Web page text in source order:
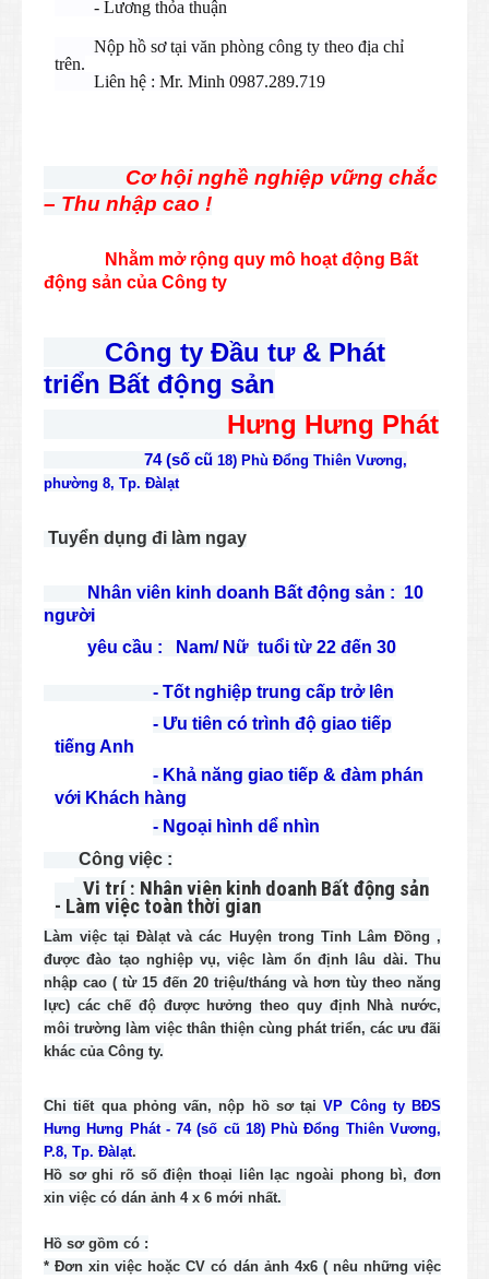
- Lương thỏa thuận
Nộp hồ sơ tại văn phòng công ty theo địa chỉ
trên.
Liên hệ : Mr. Minh 0987.289.719
Cơ hội nghề nghiệp vững chắc
– Thu nhập cao !
Nhằm mở rộng quy mô hoạt động Bất
động sản của Công ty
Công ty Đầu tư & Phát
triển Bất động sản
Hưng Hưng Phát
74 (số cũ 18) Phù Đổng Thiên Vương,
phường 8, Tp. Đàlạt
Tuyển dụng đi làm ngay
Nhân viên kinh doanh Bất động sản : 10
người
yêu cầu : Nam/ Nữ tuổi từ 22 đến 30
- Tốt nghiệp trung cấp trở lên
- Ưu tiên có trình độ giao tiếp
tiếng Anh
- Khả năng giao tiếp & đàm phán
với Khách hàng
- Ngoại hình dể nhìn
Công việc :
Vị trí : Nhân viên kinh doanh Bất động sản
- Làm việc toàn thời gian
Làm việc tại Đàlạt và các Huyện trong Tỉnh Lâm Đồng ,
được đào tạo nghiệp vụ, việc làm ổn định lâu dài. Thu
nhập cao ( từ 15 đến 20 triệu/tháng và hơn tùy theo năng
lực) các chế độ được hưởng theo quy định Nhà nước,
môi trường làm việc thân thiện cùng phát triển, các ưu đãi
khác của Công ty.
Chi tiết qua phỏng vấn, nộp hồ sơ tạiVP Công ty BĐS
Hưng Hưng Phát - 74 (số cũ 18) Phù Đổng Thiên Vương,
P.8, Tp. Đàlạt.
Hồ sơ ghi rõ số điện thoại liên lạc ngoài phong bì, đơn
xin việc có dán ảnh 4 x 6 mới nhất.
Hồ sơ gồm có :
* Đơn xin việc hoặc CV có dán ảnh 4x6 ( nêu những việc